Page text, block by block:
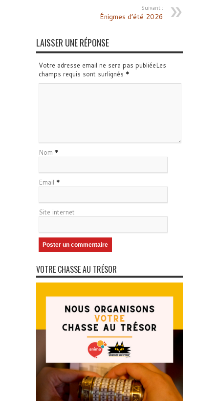
Suivant :
Énigmes d’été 2026
LAISSER UNE RÉPONSE
Votre adresse email ne sera pas publiéeLes
champs requis sont surlignés *
Nom *
Email *
Site internet
VOTRE CHASSE AU TRÉSOR